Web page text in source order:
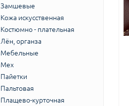
Замшевые
Кожа искусственная
Костюмно - плательная
Лён, органза
Мебельные
Мех
Пайетки
Пальтовая
Плащево-курточная